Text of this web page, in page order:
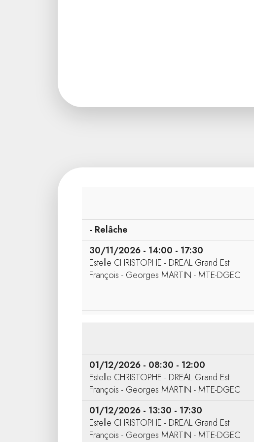
- Relâche
30/11/2026 - 14:00 - 17:30
Estelle CHRISTOPHE - DREAL Grand Est
François - Georges MARTIN - MTE-DGEC
01/12/2026 - 08:30 - 12:00
Estelle CHRISTOPHE - DREAL Grand Est
François - Georges MARTIN - MTE-DGEC
01/12/2026 - 13:30 - 17:30
Estelle CHRISTOPHE - DREAL Grand Est
François - Georges MARTIN - MTE-DGEC